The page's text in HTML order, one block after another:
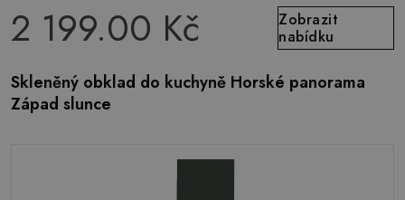
2 199.00 Kč
Zobrazit
nabídku
Skleněný obklad do kuchyně Horské panorama
Západ slunce